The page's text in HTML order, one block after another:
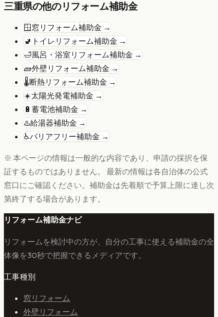
三重県の他のリフォーム補助金
🪟 窓リフォーム補助金 →
🚽 トイレリフォーム補助金 →
🛁風呂・浴室リフォーム補助金 →
🧱外壁リフォーム補助金 →
🌡️断熱リフォーム補助金 →
☀️太陽光発電補助金 →
🔋 蓄電池補助金 →
♨️給湯器補助金 →
♿バリアフリー補助金 →
※ 本ページの情報は一般的な内容であり、申請の採択を保
証するものではありません。 最新の情報は各自治体の公式
窓口にご確認ください。補助金は先着順で予算上限に達し次
第終了する場合があります。
リフォーム補助金ナビ
リフォームを検討中の方が、自分の工事に使える補助金の全
体像を30秒で把握できるメディアです。
工事種別
窓リフォーム
外壁リフォーム